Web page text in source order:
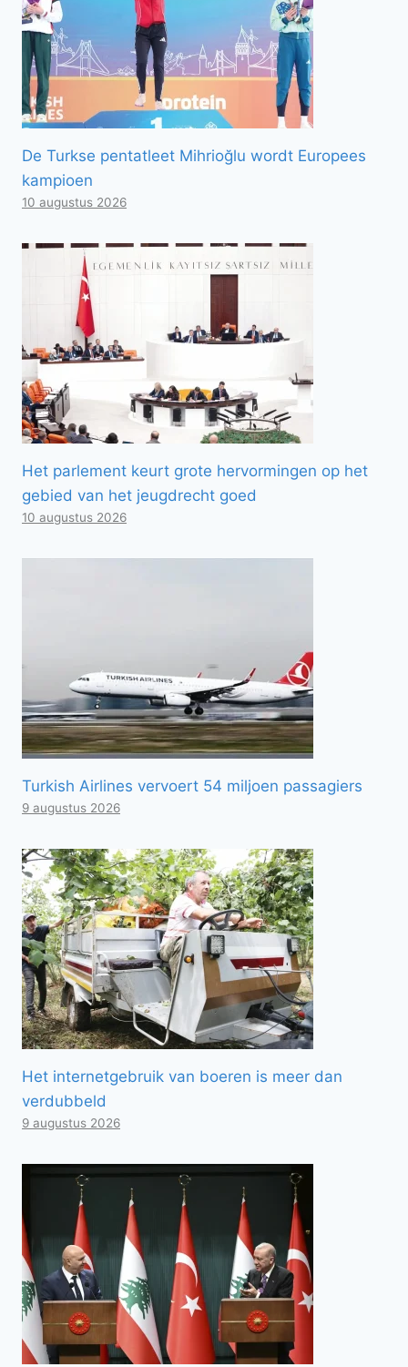
De Turkse pentatleet Mihrioğlu wordt Europees
kampioen
10 augustus 2026
Het parlement keurt grote hervormingen op het
gebied van het jeugdrecht goed
10 augustus 2026
Turkish Airlines vervoert 54 miljoen passagiers
9 augustus 2026
Het internetgebruik van boeren is meer dan
verdubbeld
9 augustus 2026